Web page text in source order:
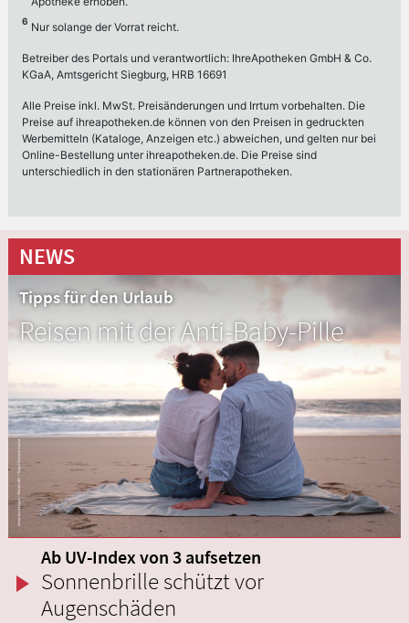
NEWS
Tipps für den Urlaub
Reisen mit der Anti-Baby-Pille
Ab UV-Index von 3 aufsetzen
Sonnenbrille schützt vor
Augenschäden